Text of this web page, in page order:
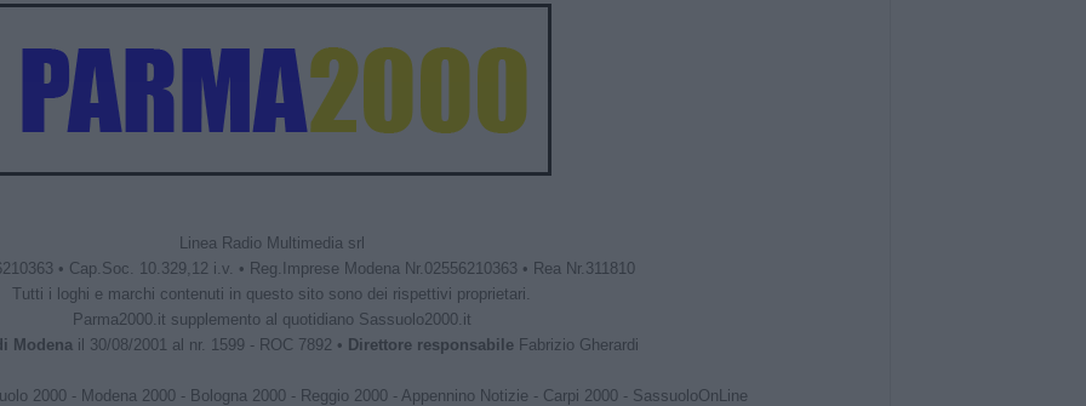
Linea Radio Multimedia srl
• Cap.Soc. 10.329,12 i.v. • Reg.Imprese Modena Nr.02556210363 • Rea Nr.311810
Tutti i loghi e marchi contenuti in questo sito sono dei rispettivi proprietari.
Parma2000.it supplemento al quotidiano Sassuolo2000.it
Modenail 30/08/2001 al nr. 1599 - ROC 7892 • Direttore responsabileFabrizio Gherardi
2000 - Modena 2000 - Bologna 2000 - Reggio 2000 - Appennino Notizie - Carpi 2000 - SassuoloOnLine